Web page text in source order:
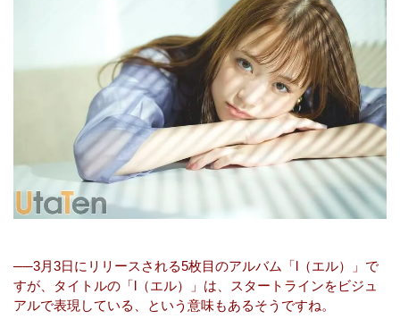
──3月3日にリリースされる5枚目のアルバム「l（エル）」で
すが、タイトルの「l（エル）」は、スタートラインをビジュ
アルで表現している、という意味もあるそうですね。